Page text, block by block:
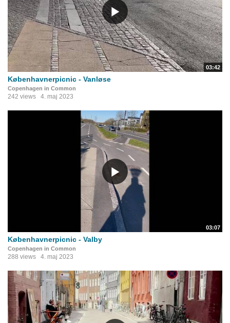
03:42
Københavnerpicnic - Vanløse
Copenhagen in Common
242 views 4. maj 2023
03:07
Københavnerpicnic - Valby
Copenhagen in Common
288 views 4. maj 2023